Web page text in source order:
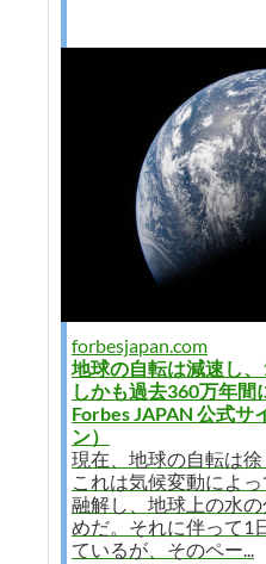
forbesjapan.com
地球の自転は減速し
しかも過去360万年間
Forbes JAPAN 公式サ
ン）
現在、地球の自転は徐
これは気候変動によ
融解し、地球上の水
めだ。それに伴って1
ているが、そのペー...